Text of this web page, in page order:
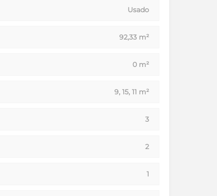
Usado
92,33 m²
0 m²
9, 15, 11 m²
3
2
1